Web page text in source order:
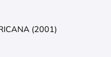
(2001)